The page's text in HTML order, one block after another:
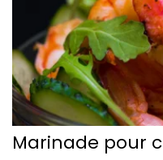
Marinade pour